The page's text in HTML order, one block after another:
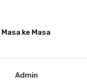
ke Masa
Admin